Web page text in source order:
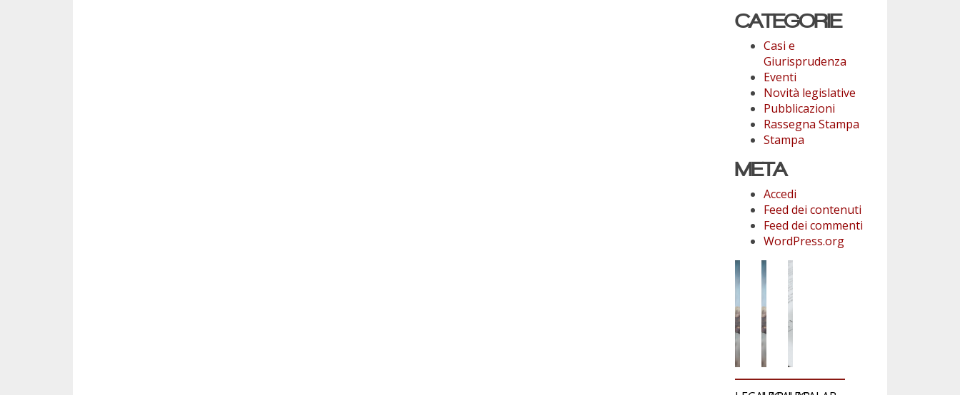
CATEGORIE
Casi e
Giurisprudenza
Eventi
Novità legislative
Pubblicazioni
Rassegna Stampa
Stampa
META
Accedi
Feed dei contenuti
Feed dei commenti
WordPress.org